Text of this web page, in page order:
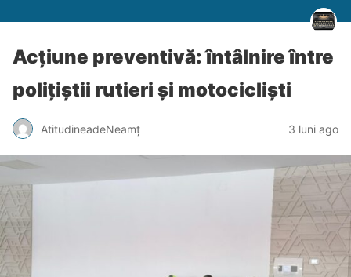
Acțiune preventivă: întâlnire între
polițiștii rutieri și motocicliști
AtitudineadeNeamț 3 luni ago